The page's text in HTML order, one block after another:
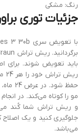
رنگ: مشکی
جزئیات توری براون
باید تعویض شوند. برای
مو را کوتاه می‌کند. در
و ریش تراش شما کُند می
جلوگیری کنید و یک اصلاح
می‌باشد.